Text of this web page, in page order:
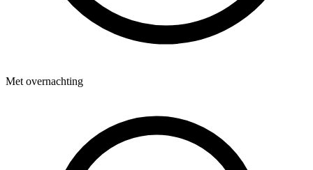
Met overnachting